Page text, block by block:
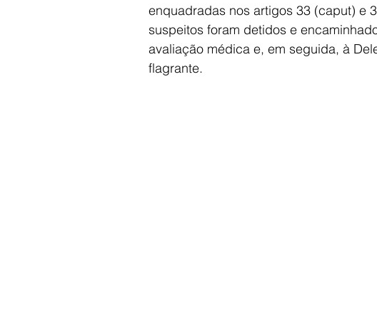
enquadradas nos artigos 33 (caput) e
suspeitos foram detidos e
avaliação médica e, em seguida, à
flagrante.